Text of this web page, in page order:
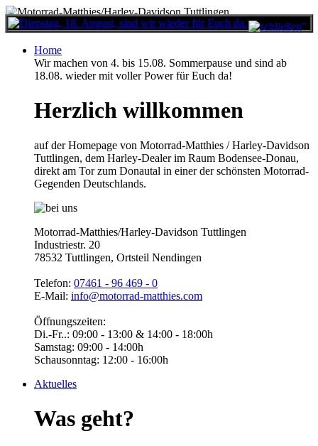
Menu
Home
Wir machen von 4. bis 15.08. Sommerpause und sind ab
18.08. wieder mit voller Power für Euch da!
Herzlich willkommen
auf der Homepage von Motorrad-Matthies / Harley-Davidson
Tuttlingen, dem Harley-Dealer im Raum Bodensee-Donau,
direkt am Tor zum Donautal in einer der schönsten Motorrad-
Gegenden Deutschlands.
Motorrad-Matthies/Harley-Davidson Tuttlingen
Industriestr. 20
78532 Tuttlingen, Ortsteil Nendingen
Telefon: 07461 - 96 469 - 0
E-Mail: info@motorrad-matthies.com
Öffnungszeiten:
Di.-Fr..: 09:00 - 13:00 & 14:00 - 18:00h
Samstag: 09:00 - 14:00h
Schausonntag: 12:00 - 16:00h
Aktuelles
Was geht?